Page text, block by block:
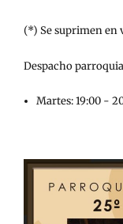
(*) Se suprimen en
Despacho
Martes: 19:00 -